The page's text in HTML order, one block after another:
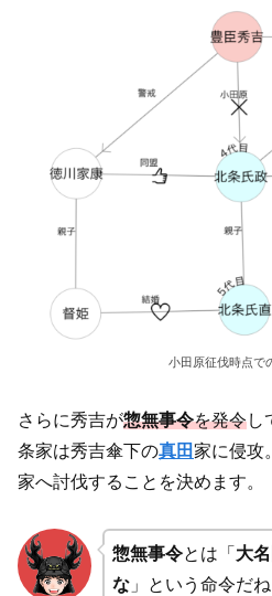
小田原征伐時点で
さらに秀吉が惣無事令を発令し
条家は秀吉傘下の真田家に侵攻
家へ討伐することを決めます。
惣無事令とは「 大
な」という命令だね